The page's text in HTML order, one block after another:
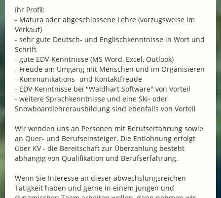
Ihr Profil:
- Matura oder abgeschlossene Lehre (vorzugsweise im
Verkauf)
- sehr gute Deutsch- und Englischkenntnisse in Wort und
Schrift
- gute EDV-Kenntnisse (MS Word, Excel, Outlook)
- Freude am Umgang mit Menschen und im Organisieren
- Kommunikations- und Kontaktfreude
- EDV-Kenntnisse bei "Waldhart Software" von Vorteil
- weitere Sprachkenntnisse und eine Ski- oder
Snowboardlehrerausbildung sind ebenfalls von Vorteil
Wir wenden uns an Personen mit Berufserfahrung sowie
an Quer- und Berufseinsteiger. Die Entlohnung erfolgt
über KV - die Bereitschaft zur Überzahlung besteht
abhängig von Qualifikation und Berufserfahrung.
Wenn Sie Interesse an dieser abwechslungsreichen
Tätigkeit haben und gerne in einem jungen und